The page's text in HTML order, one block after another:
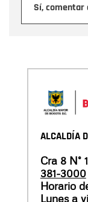
Sí,
ALCALDÍA
Cra 8 N°
381-3000
Horario
Lunes a